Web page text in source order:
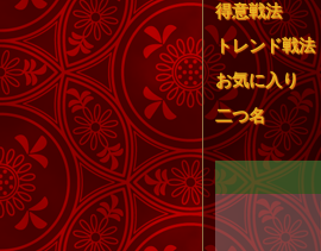
得意戦法
トレンド戦法
お気に入り
二つ名